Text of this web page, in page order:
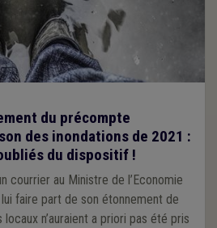
du précompte
des inondations de 2021 :
du dispositif !
courrier au Ministre de l’Economie
faire part de son étonnement de
n’auraient a priori pas été pris